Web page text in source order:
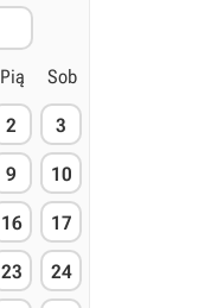
Pią Sob
2 3
9 10
16 17
23 24